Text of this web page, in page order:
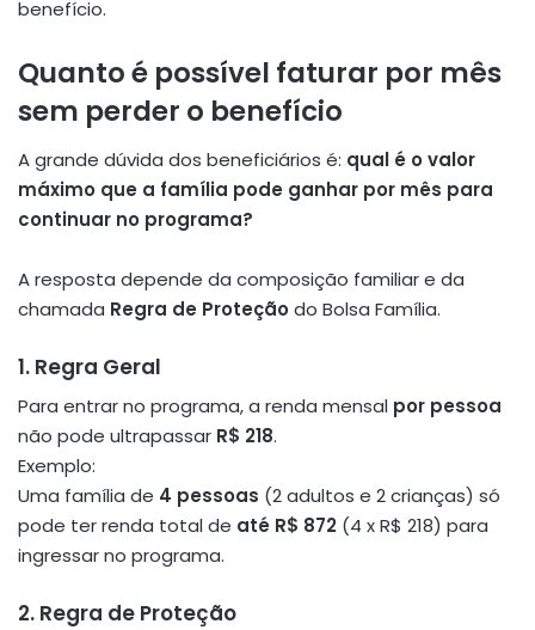
benefício.
Quanto é possível faturar por mês
sem perder o benefício
A grande dúvida dos beneficiários é: qual é o valor
máximo que a família pode ganhar por mês para
continuar no programa?
A resposta depende da composição familiar e da
chamada Regra de Proteção do Bolsa Família.
1. Regra Geral
Para entrar no programa, a renda mensal por pessoa
não pode ultrapassar R$ 218.
Exemplo:
Uma família de 4 pessoas (2 adultos e 2 crianças) só
pode ter renda total de até R$ 872 (4 x R$ 218) para
ingressar no programa.
2. Regra de Proteção